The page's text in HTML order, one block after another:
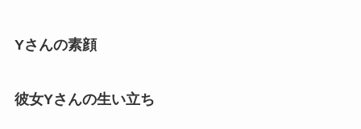
Yさんの素顔
彼女Yさんの生い立ち